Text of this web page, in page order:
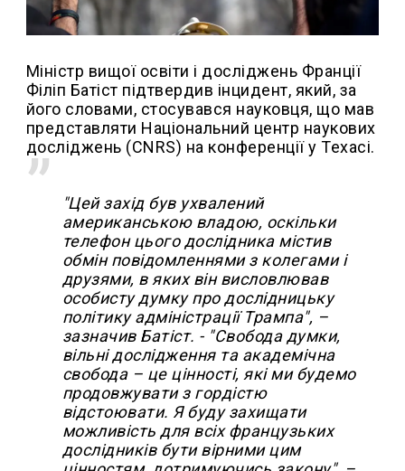
Міністр вищої освіти і досліджень Франції
Філіп Батіст підтвердив інцидент, який, за
його словами, стосувався науковця, що мав
представляти Національний центр наукових
досліджень (CNRS) на конференції у Техасі.
"Цей захід був ухвалений
американською владою, оскільки
телефон цього дослідника містив
обмін повідомленнями з колегами і
друзями, в яких він висловлював
особисту думку про дослідницьку
політику адміністрації Трампа", –
зазначив Батіст. - "Свобода думки,
вільні дослідження та академічна
свобода – це цінності, які ми будемо
продовжувати з гордістю
відстоювати. Я буду захищати
можливість для всіх французьких
дослідників бути вірними цим